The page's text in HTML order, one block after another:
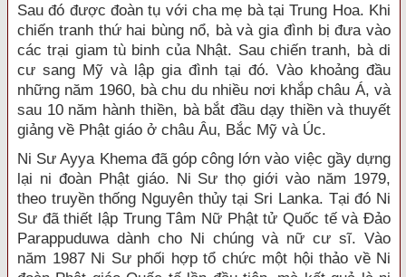
Sau đó được đoàn tụ với cha mẹ bà tại Trung Hoa. Khi
chiến tranh thứ hai bùng nổ, bà và gia đình bị đưa vào
các trại giam tù binh của Nhật. Sau chiến tranh, bà di
cư sang Mỹ và lập gia đình tại đó. Vào khoảng đầu
những năm 1960, bà chu du nhiều nơi khắp châu Á, và
sau 10 năm hành thiền, bà bắt đầu dạy thiền và thuyết
giảng về Phật giáo ở châu Âu, Bắc Mỹ và Úc.
Ni Sư Ayya Khema đã góp công lớn vào việc gầy dựng
lại ni đoàn Phật giáo. Ni Sư thọ giới vào năm 1979,
theo truyền thống Nguyên thủy tại Sri Lanka. Tại đó Ni
Sư đã thiết lập Trung Tâm Nữ Phật tử Quốc tế và Đảo
Parappuduwa dành cho Ni chúng và nữ cư sĩ. Vào
năm 1987 Ni Sư phối hợp tổ chức một hội thảo về Ni